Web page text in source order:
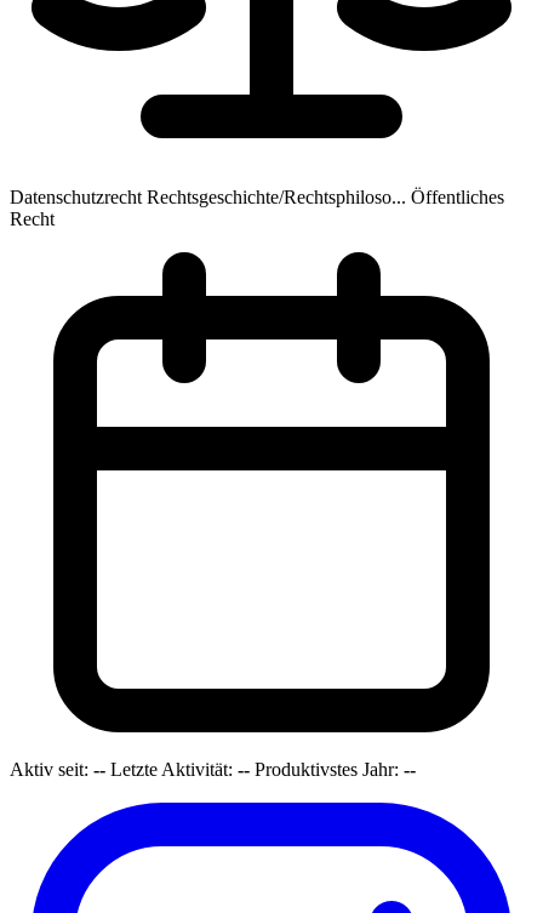
Datenschutzrecht Rechtsgeschichte/Rechtsphiloso... Öffentliches
Recht
Aktiv seit: -- Letzte Aktivität: -- Produktivstes Jahr: --